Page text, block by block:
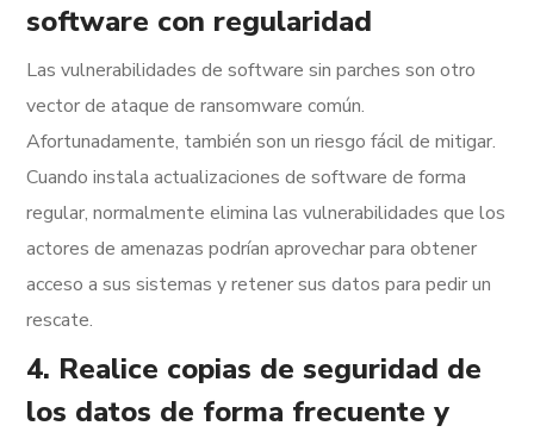
software con regularidad
Las vulnerabilidades de software sin parches son otro
vector de ataque de ransomware común.
Afortunadamente, también son un riesgo fácil de mitigar.
Cuando instala actualizaciones de software de forma
regular, normalmente elimina las vulnerabilidades que los
actores de amenazas podrían aprovechar para obtener
acceso a sus sistemas y retener sus datos para pedir un
rescate.
4. Realice copias de seguridad de
los datos de forma frecuente y